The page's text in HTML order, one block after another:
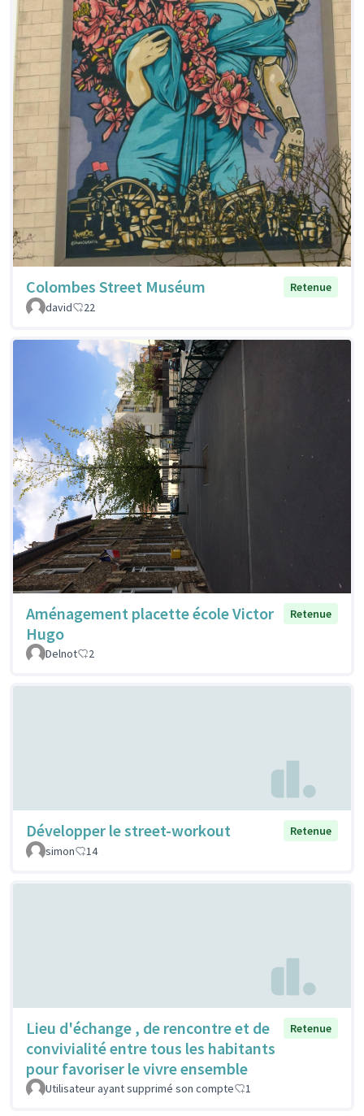
Colombes Street Muséum
Retenue
david
22
Aménagement placette école Victor
Hugo
Retenue
Delnot 2
Développer le street-workout
Retenue
simon
14
Lieu d'échange , de rencontre et de
convivialité entre tous les habitants
pour favoriser le vivre ensemble
Retenue
Utilisateur ayant supprimé son compte 1